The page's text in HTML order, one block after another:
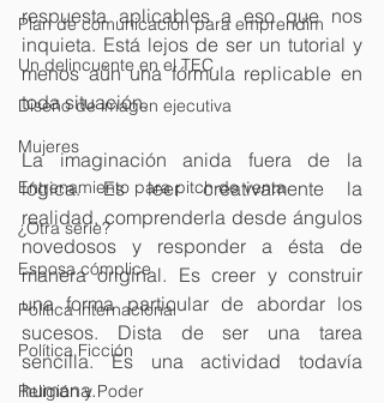
Plan de comunicación para emprendim
Un delincuente en el TEC
Diseño de imagen ejecutiva
Mujeres
Entrenamiento para pitch de venta
¿Otra serie?
Esposa cómplice
Política internacional
Política Ficción
Religión y Poder
respuesta aplicables a eso que nos
inquieta. Está lejos de ser un tutorial y
menos aún una fórmula replicable en
toda situación.
La imaginación anida fuera de la
lógica. Es leer creativamente la
realidad, comprenderla desde ángulos
novedosos y responder a ésta de
manera original. Es creer y construir
una forma particular de abordar los
sucesos. Dista de ser una tarea
sencilla. Es una actividad todavía
humana.